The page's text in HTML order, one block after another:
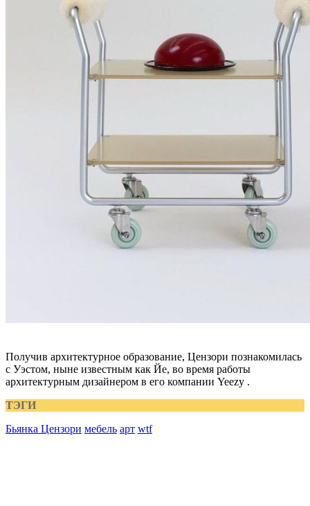
Получив архитектурное образование, Цензори познакомилась
с Уэстом, ныне известным как Йе, во время работы
архитектурным дизайнером в его компании Yeezy .
ТЭГИ
Бьянка Цензори мебель арт wtf